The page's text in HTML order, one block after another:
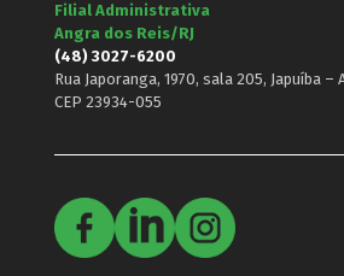
Filial Administrativa
Angra dos Reis/RJ
(48) 3027-6200
Rua Japoranga, 1970, sala 205, Japuíba –
CEP 23934-055